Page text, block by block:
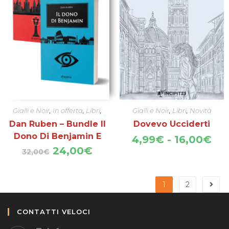
Gialli e Noir In offerta Libri
Novità
Dan Ruben – Bundle Il
Dono Di Benjamin E
Tre Mosse Avanti
32,00€ Il
32,00€.
24,00€Il
24,00€.
Gialli e Noir, Libri, Novità
Dovevo Ucciderti
4,99€ - 16,00€
a
1 2
CONTATTI VELOCI